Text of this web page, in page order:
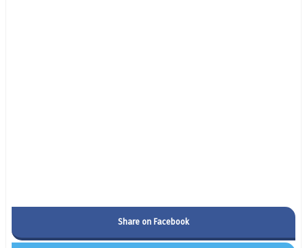
Share on Facebook